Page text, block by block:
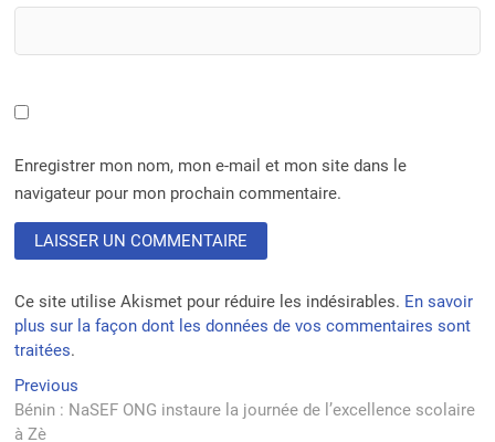
Enregistrer mon nom, mon e-mail et mon site dans le
navigateur pour mon prochain commentaire.
Ce site utilise Akismet pour réduire les indésirables. En savoir
plus sur la façon dont les données de vos commentaires sont
traitées.
Navigation
de
Previous
post:
Bénin : NaSEF ONG instaure la journée de l’excellence scolaire
à Zè